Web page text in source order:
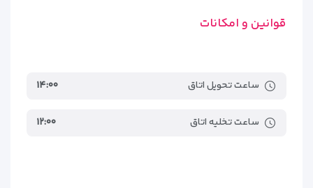
آپارتمان‌ها و پنت‌هاوس‌های لوکس
خانوادگی طولانی‌مدت، این هتل گزینه مناسب شماست.
اتاق استاندارد
قوانین و امکانات
ساعت تحویل اتاق ۱۴:۰۰
ساعت تخلیه اتاق ۱۲:۰۰